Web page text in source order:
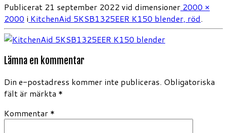
Publicerat 21 september 2022 vid dimensioner 2000 ×
2000 i KitchenAid 5KSB1325EER K150 blender, röd.
Lämna en kommentar
Din e-postadress kommer inte publiceras. Obligatoriska
fält är märkta *
Kommentar *